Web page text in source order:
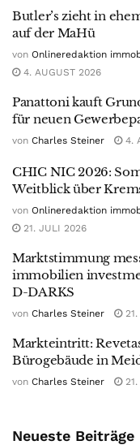
Butler’s zieht in
auf der MaHü
von Onlineredaktion
4. AUGUST 2026
Panattoni kauft
für neuen
von Charles Steiner 4.
CHIC NIC 2026:
Weitblick über
von Onlineredaktion
21. JULI 2026
Marktstimmung
immobilien
D-DARKS
von Charles Steiner 21.
Markteintritt:
Bürogebäude in
von Charles Steiner 21.
Neueste Beiträge